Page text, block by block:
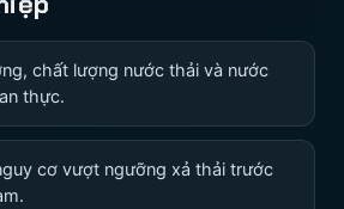
chất lượng nước thải và nước
thực.
cơ vượt ngưỡng xả thải trước